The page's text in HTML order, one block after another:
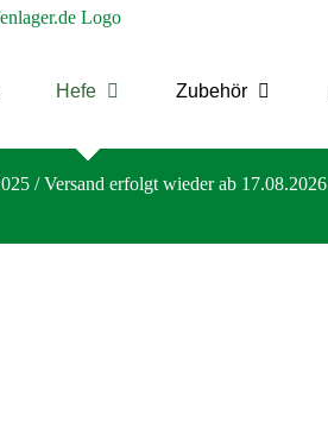
Hefe Zubehör
/ Versand erfolgt wieder ab 17.08.2026